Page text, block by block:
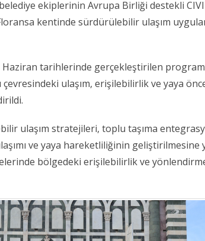
ekiplerinin Avrupa Birliği destekli
kentinde sürdürülebilir ulaşım
Haziran tarihlerinde gerçekleştirilen
ulaşım, erişilebilirlik ve yaya
ulaşım stratejileri, toplu taşıma
ve yaya hareketliliğinin
bölgedeki erişilebilirlik ve